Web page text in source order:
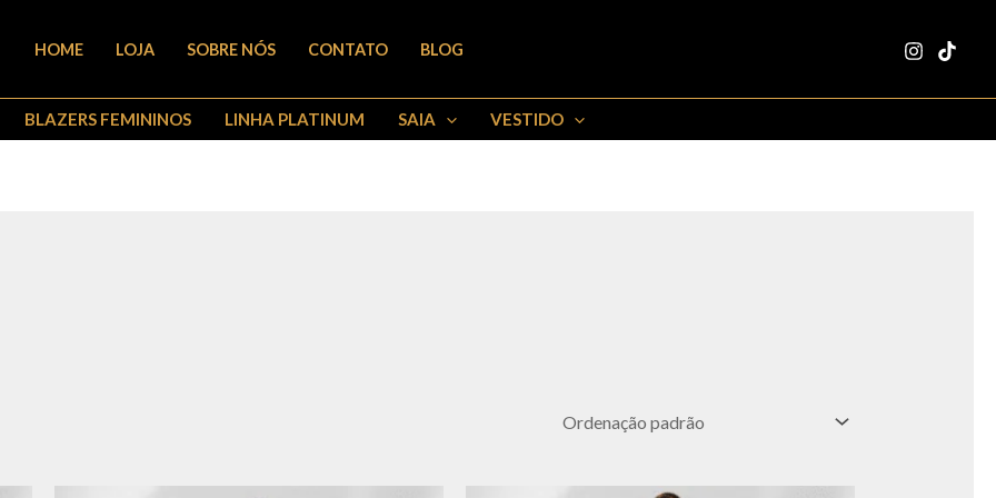
HOME LOJA SOBRE NÓS CONTATO BLOG
BLAZERS FEMININOS LINHA PLATINUM SAIA VESTIDO